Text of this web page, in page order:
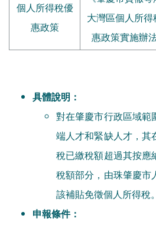
個人所得稅優
惠政策
大灣區個人所得
惠政策實施辦法
具體說明：
對在肇慶市行政區域範
端人才和緊缺人才，其
稅已繳稅額超過其按應
稅額部分，由珠肇慶市
該補貼免徵個人所得稅。
申報條件：